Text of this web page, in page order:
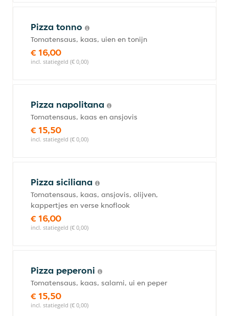
Pizza tonno
Tomatensaus, kaas, uien en tonijn
€ 16,00
incl. statiegeld (€ 0,00)
Pizza napolitana
Tomatensaus, kaas en ansjovis
€ 15,50
incl. statiegeld (€ 0,00)
Pizza siciliana
Tomatensaus, kaas, ansjovis, olijven,
kappertjes en verse knoflook
€ 16,00
incl. statiegeld (€ 0,00)
Pizza peperoni
Tomatensaus, kaas, salami, ui en peper
€ 15,50
incl. statiegeld (€ 0,00)